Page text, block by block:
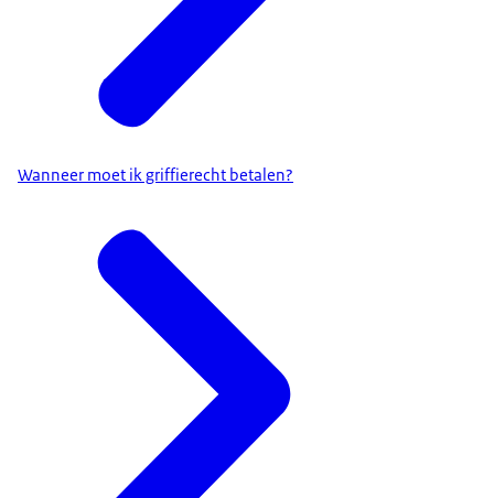
Wanneer moet ik griffierecht betalen?